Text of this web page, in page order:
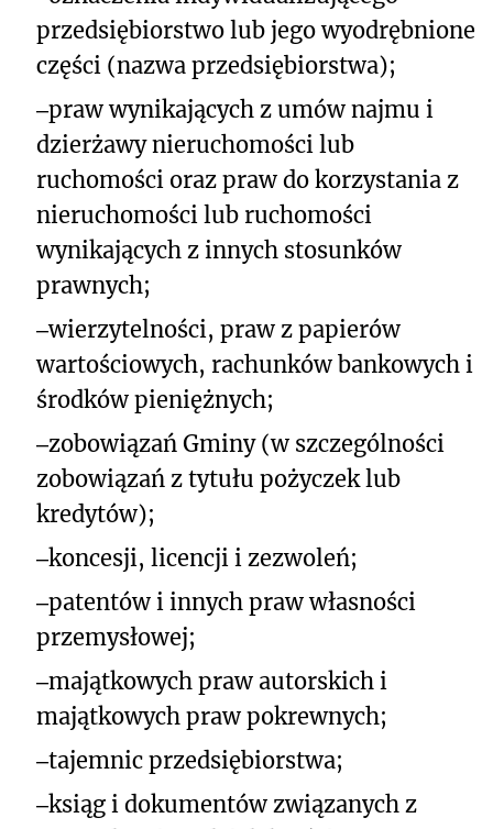
przedsiębiorstwo lub jego wyodrębnione
części (nazwa przedsiębiorstwa);
‒praw wynikających z umów najmu i
dzierżawy nieruchomości lub
ruchomości oraz praw do korzystania z
nieruchomości lub ruchomości
wynikających z innych stosunków
prawnych;
‒wierzytelności, praw z papierów
wartościowych, rachunków bankowych i
środków pieniężnych;
‒zobowiązań Gminy (w szczególności
zobowiązań z tytułu pożyczek lub
kredytów);
‒koncesji, licencji i zezwoleń;
‒patentów i innych praw własności
przemysłowej;
‒majątkowych praw autorskich i
majątkowych praw pokrewnych;
‒tajemnic przedsiębiorstwa;
‒ksiąg i dokumentów związanych z